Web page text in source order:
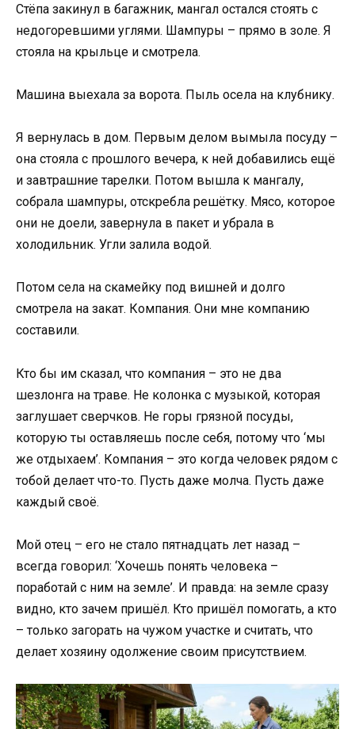
Стёпа закинул в багажник, мангал остался стоять с
недогоревшими углями. Шампуры – прямо в золе. Я
стояла на крыльце и смотрела.
Машина выехала за ворота. Пыль осела на клубнику.
Я вернулась в дом. Первым делом вымыла посуду –
она стояла с прошлого вечера, к ней добавились ещё
и завтрашние тарелки. Потом вышла к мангалу,
собрала шампуры, отскребла решётку. Мясо, которое
они не доели, завернула в пакет и убрала в
холодильник. Угли залила водой.
Потом села на скамейку под вишней и долго
смотрела на закат. Компания. Они мне компанию
составили.
Кто бы им сказал, что компания – это не два
шезлонга на траве. Не колонка с музыкой, которая
заглушает сверчков. Не горы грязной посуды,
которую ты оставляешь после себя, потому что ‘мы
же отдыхаем’. Компания – это когда человек рядом с
тобой делает что-то. Пусть даже молча. Пусть даже
каждый своё.
Мой отец – его не стало пятнадцать лет назад –
всегда говорил: ‘Хочешь понять человека –
поработай с ним на земле’. И правда: на земле сразу
видно, кто зачем пришёл. Кто пришёл помогать, а кто
– только загорать на чужом участке и считать, что
делает хозяину одолжение своим присутствием.